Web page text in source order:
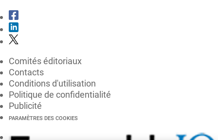
Comités éditoriaux
Contacts
Conditions d'utilisation
Politique de confidentialité
Publicité
PARAMÈTRES DES COOKIES